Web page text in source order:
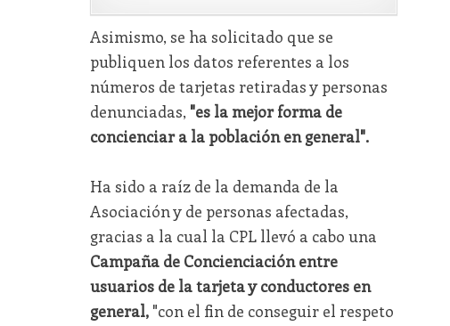
Asimismo, se ha solicitado que se
publiquen los datos referentes a los
números de tarjetas retiradas y personas
denunciadas, "es la mejor forma de
concienciar a la población en general".
Ha sido a raíz de la demanda de la
Asociación y de personas afectadas,
gracias a la cual la CPL llevó a cabo una
Campaña de Concienciación entre
usuarios de la tarjeta y conductores en
general,"con el fin de conseguir el respeto